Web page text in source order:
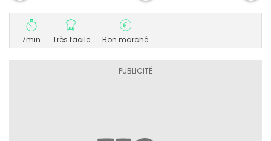
7min Très facile Bon marché